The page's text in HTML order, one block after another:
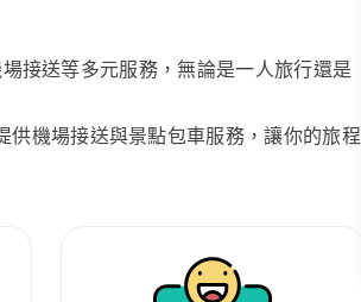
接送等多元服務，無論是一人旅行還是
機場接送與景點包車服務，讓你的旅程